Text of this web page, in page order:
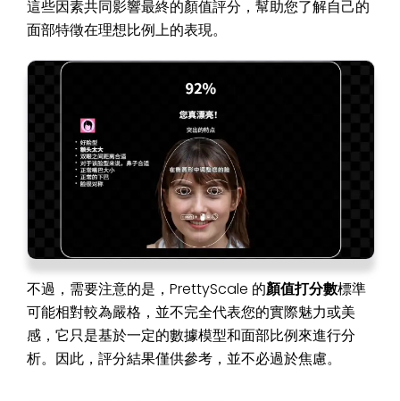
這些因素共同影響最終的顏值評分，幫助您了解自己的
面部特徵在理想比例上的表現。
不過，需要注意的是，PrettyScale 的顏值打分數標準
可能相對較為嚴格，並不完全代表您的實際魅力或美
感，它只是基於一定的數據模型和面部比例來進行分
析。因此，評分結果僅供參考，並不必過於焦慮。